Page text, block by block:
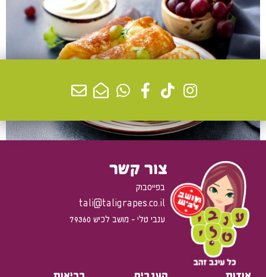
צור קשר
בפייסבוק
tali@taligrapes.co.il
ענבי טלי - מושב לכיש 79360